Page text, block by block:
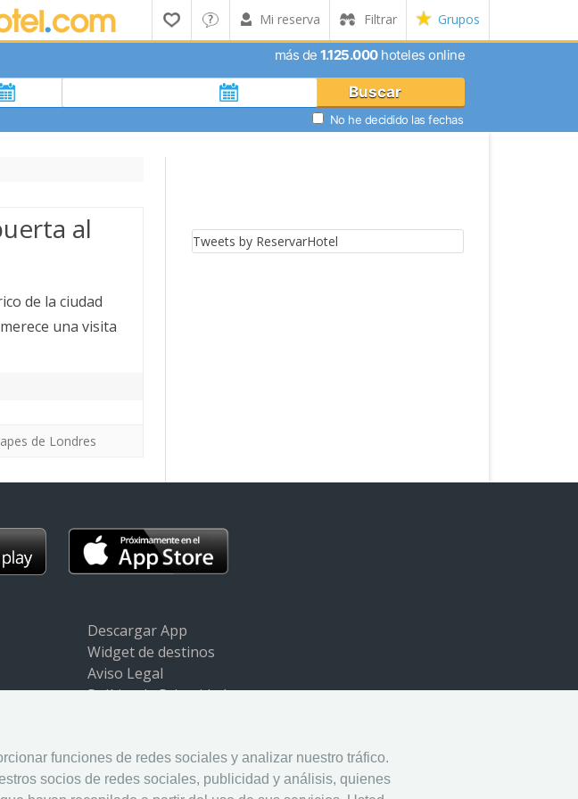
Grupos
Filtrar
Mi reserva
más de 1.125.000hoteles online
Buscar
No he decidido las fechas
al
de la ciudad
una visita
de Londres
Tweets by ReservarHotel
Descargar App
Widget de destinos
Aviso Legal
Política de Privacidad
funciones de redes sociales y analizar nuestro tráfico.
socios de redes sociales, publicidad y análisis, quienes